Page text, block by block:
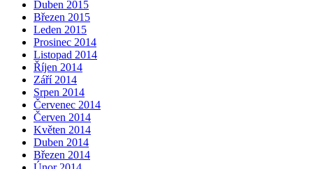
Duben 2015
Březen 2015
Leden 2015
Prosinec 2014
Listopad 2014
Říjen 2014
Září 2014
Srpen 2014
Červenec 2014
Červen 2014
Květen 2014
Duben 2014
Březen 2014